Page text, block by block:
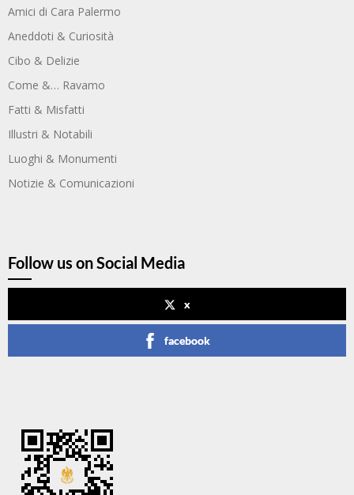
Amici di Cara Palermo
Aneddoti & Curiosità
Cibo & Delizie
Come &… Ravamo
Fatti & Misfatti
Illustri & Notabili
Luoghi & Monumenti
Notizie & Comunicazioni
Follow us on Social Media
x
facebook